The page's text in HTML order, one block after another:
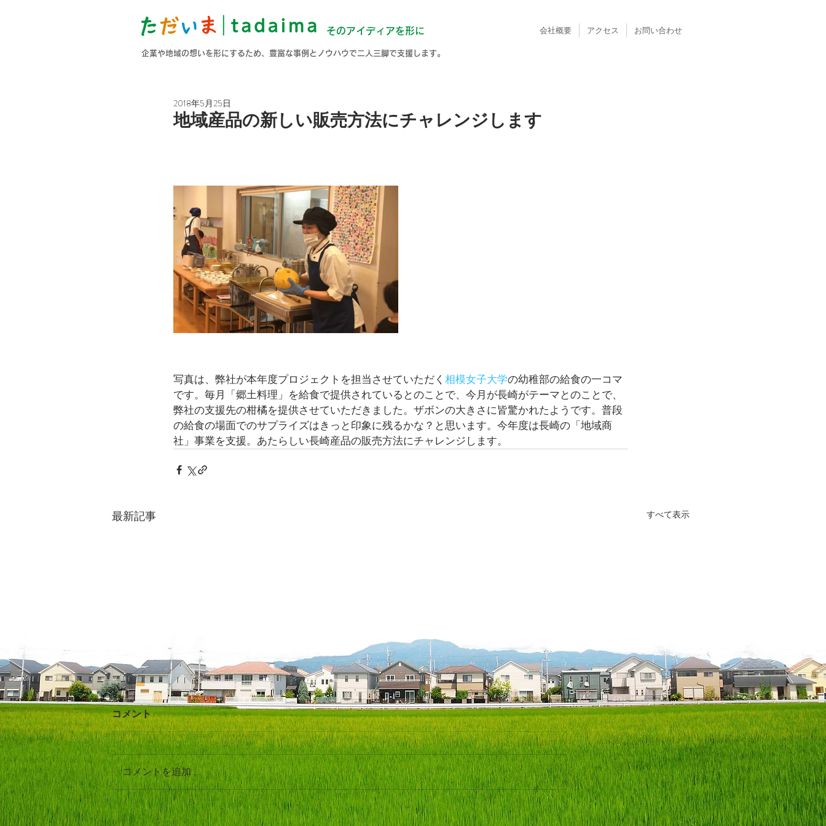
そのアイディアを形に
企業や地域の想いを形にするため、豊富な事例とノウハウで二人三脚で支援します。
会社概要 アクセス お問い合わせ
地域産品の新しい販売方法にチャレンジします
2018年5月25日
写真は、弊社が本年度プロジェクトを担当させていただく 相模女子大学の幼稚部の給食の一コマ
です。毎月「郷土料理」を給食で提供されているとのことで、今月が長崎がテーマとのことで、
弊社の支援先の柑橘を提供させていただきました。ザボンの大きさに皆驚かれたようです。普段
の給食の場面でのサプライズはきっと印象に残るかな？と思います。今年度は長崎の「地域商
社」事業を支援。あたらしい長崎産品の販売方法にチャレンジします。
最新記事 すべて表示
★謹賀新年。
★これまでも、これからも、
★異業種の経営力をヒントに
コメント
コメントを追加…